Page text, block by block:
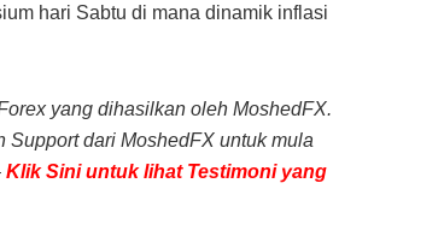
hari Sabtu di mana dinamik inflasi
yang dihasilkan oleh MoshedFX.
dari MoshedFX untuk mula
Klik Sini untuk lihat Testimoni yang